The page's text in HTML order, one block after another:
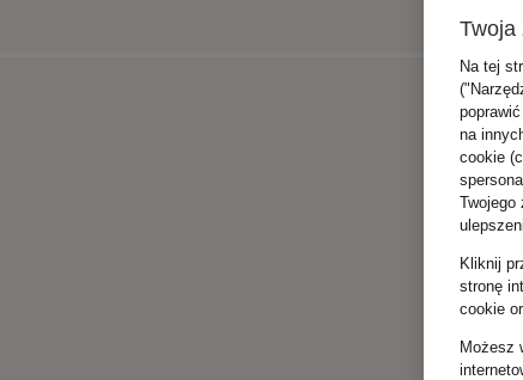
Twoja
Na tej
na
cookie
Twojego
Kliknij
stronę
cookie
Możesz